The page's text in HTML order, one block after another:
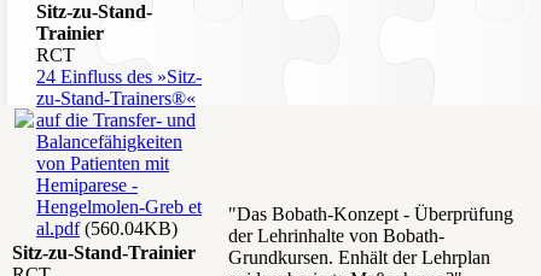
Sitz-zu-Stand-
Trainier
RCT
24 Einfluss des »Sitz-
zu-Stand-Trainers®«
auf die Transfer- und
Balancefähigkeiten
von Patienten mit
Hemiparese -
Hengelmolen-Greb et
al.pdf(560.04KB)
Sitz-zu-Stand-Trainier
"Das Bobath-Konzept - Überprüfung
der Lehrinhalte von Bobath-
Grundkursen. Enhält der Lehrplan